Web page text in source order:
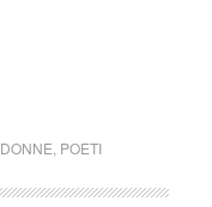
DONNE POETI